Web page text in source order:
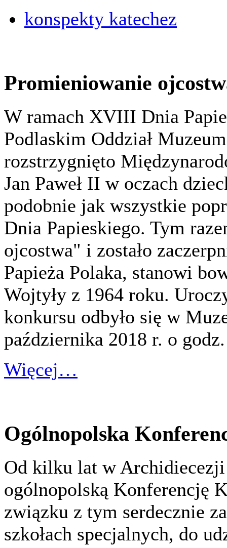
konspekty katechez
Promieniowanie
W ramach XVIII Dnia
Podlaskim Oddział
rozstrzygnięto
Jan Paweł II w oczach
podobnie jak wszystkie
Dnia Papieskiego. Tym
ojcostwa" i zostało
Papieża Polaka, stanowi
Wojtyły z 1964 roku.
konkursu odbyło się w
października 2018 r. o
Więcej…
Ogólnopolska
Od kilku lat w
ogólnopolską Konferencję
związku z tym serdecznie
szkołach specjalnych, do